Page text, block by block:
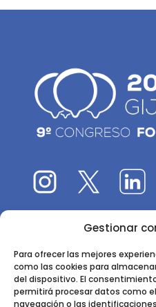
Gestionar
Para ofrecer las mejores
como las cookies para
del dispositivo. El
permitirá procesar datos como
navegación o las
El 9CFE es una actividad
Instituto de Ciencias
Ctra. de la Coruña